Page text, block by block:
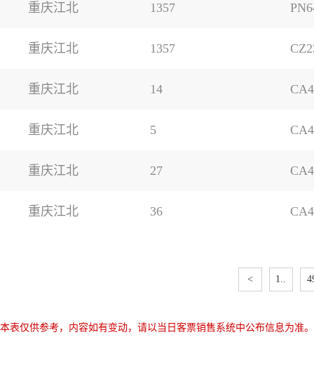
重庆江北 1357
重庆江北 1357
重庆江北 14
重庆江北 5
重庆江北 27
重庆江北 36
< 1..
本表仅供参考，内容如有变动，请以当日客票销售系统中公布信息为准